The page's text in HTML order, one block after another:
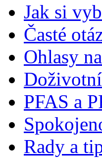
Jak si
Časté
Ohlasy
PFAS a
Rady a